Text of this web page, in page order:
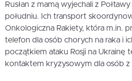
Rusłan z mamą wyjechali z
południu. Ich transport
Onkologiczna Rakiety, która m.in.
telefon dla osób chorych na raka i
początkiem ataku Rosji na Ukrainę
kontaktem kryzysowym dla osób z